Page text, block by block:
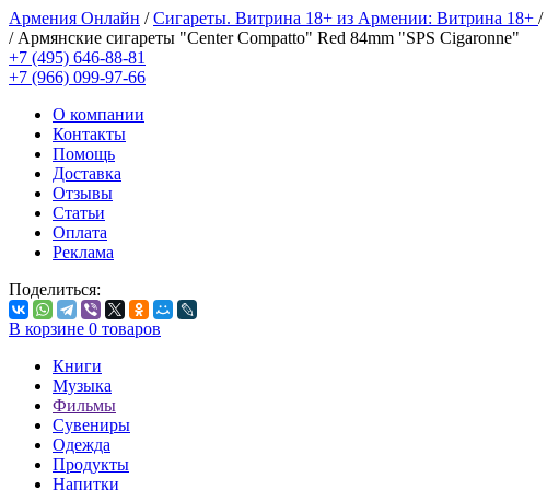
Армения Онлайн /Сигареты. Витрина 18+ из Армении: Витрина 18+ /
/ Армянские сигареты "Center Compatto" Red 84mm "SPS Cigaronne"
+7 (495) 646-88-81
+7 (966) 099-97-66
О компании
Контакты
Помощь
Доставка
Отзывы
Статьи
Оплата
Реклама
Поделиться:
В корзине 0 товаров
Книги
Музыка
Фильмы
Сувениры
Одежда
Продукты
Напитки